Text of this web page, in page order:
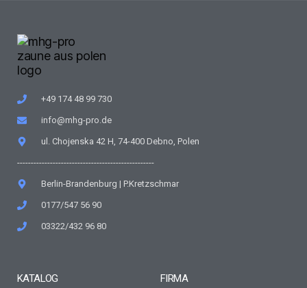
+49 174 48 99 730
info@mhg-pro.de
ul. Chojenska 42 H, 74-400 Debno, Polen
--------------------------------------------------
Berlin-Brandenburg | P.Kretzschmar
0177/547 56 90
03322/432 96 80
KATALOG FIRMA